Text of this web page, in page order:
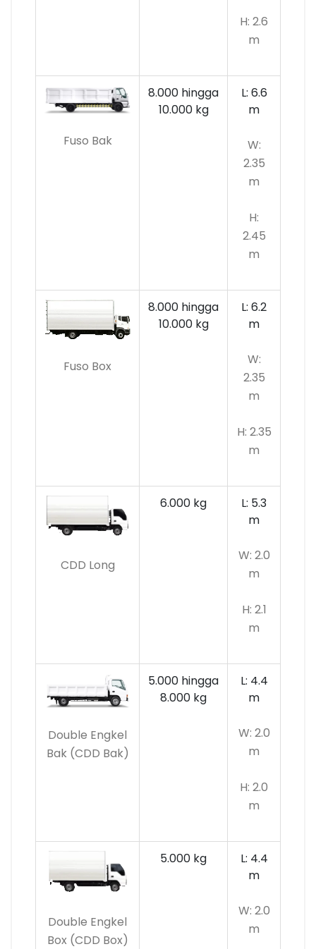
H: 2.6
m
Fuso Bak
8.000 hingga
10.000kg
L: 6.6
m
W:
2.35
m
H:
2.45
m
Fuso Box
8.000 hingga
10.000 kg
L: 6.2
m
W:
2.35
m
H: 2.35
m
CDD Long
6.000 kg
L: 5.3
m
W: 2.0
m
H: 2.1
m
Double Engkel
Bak (CDD Bak)
5.000 hingga
8.000 kg
L: 4.4
m
W: 2.0
m
H: 2.0
m
Double Engkel
Box (CDD Box)
5.000 kg
L: 4.4
m
W: 2.0
m